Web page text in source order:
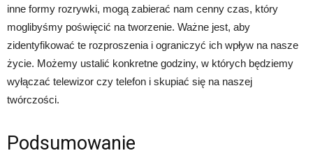
inne formy rozrywki, mogą zabierać nam cenny czas, który
moglibyśmy poświęcić na tworzenie. Ważne jest, aby
zidentyfikować te rozproszenia i ograniczyć ich wpływ na nasze
życie. Możemy ustalić konkretne godziny, w których będziemy
wyłączać telewizor czy telefon i skupiać się na naszej
twórczości.
Podsumowanie